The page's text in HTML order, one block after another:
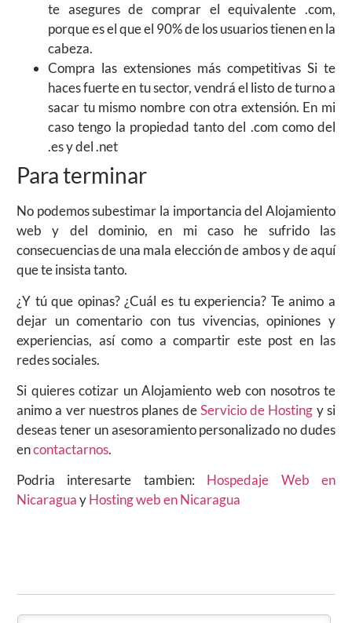
te asegures de comprar el equivalente .com,
porque es el que el 90% de los usuarios tienen en la
cabeza.
Compra las extensiones más competitivas Si te
haces fuerte en tu sector, vendrá el listo de turno a
sacar tu mismo nombre con otra extensión. En mi
caso tengo la propiedad tanto del .com como del
.es y del .net
Para terminar
No podemos subestimar la importancia del Alojamiento
web y del dominio, en mi caso he sufrido las
consecuencias de una mala elección de ambos y de aquí
que te insista tanto.
¿Y tú que opinas? ¿Cuál es tu experiencia? Te animo a
dejar un comentario con tus vivencias, opiniones y
experiencias, así como a compartir este post en las
redes sociales.
Si quieres cotizar un Alojamiento web con nosotros te
animo a ver nuestros planes deServicio de Hosting y si
deseas tener un asesoramiento personalizado no dudes
encontactarnos.
Podria interesarte tambien: Hospedaje Web en
NicaraguayHosting web en Nicaragua